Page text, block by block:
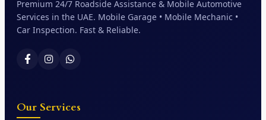
Premium 24/7 Roadside Assistance & Mobile Automotive
Services in the UAE. Mobile Garage • Mobile Mechanic •
Car Inspection. Fast & Reliable.
Our Services